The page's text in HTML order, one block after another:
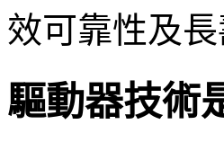
效可靠性及
驅動器技術